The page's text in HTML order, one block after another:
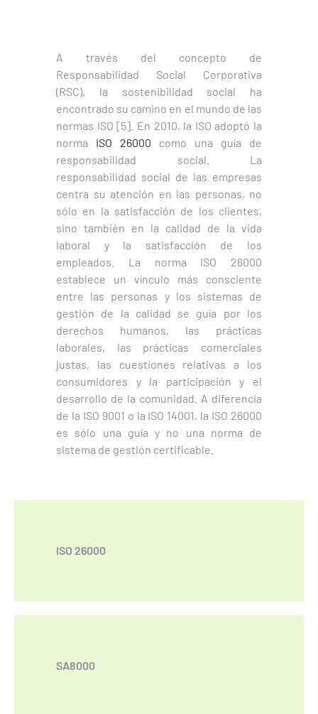
A través del concepto de
Responsabilidad Social Corporativa
(RSC), la sostenibilidad social ha
encontrado su camino en el mundo de las
normas ISO [5]. En 2010, la ISO adoptó la
norma ISO 26000 como una guía de
responsabilidad social. La
responsabilidad social de las empresas
centra su atención en las personas, no
sólo en la satisfacción de los clientes,
sino también en la calidad de la vida
laboral y la satisfacción de los
empleados. La norma ISO 26000
establece un vínculo más consciente
entre las personas y los sistemas de
gestión de la calidad se guía por los
derechos humanos, las prácticas
laborales, las prácticas comerciales
justas, las cuestiones relativas a los
consumidores y la participación y el
desarrollo de la comunidad. A diferencia
de la ISO 9001 o la ISO 14001, la ISO 26000
es sólo una guía y no una norma de
sistema de gestión certificable.
ISO 26000
SA8000